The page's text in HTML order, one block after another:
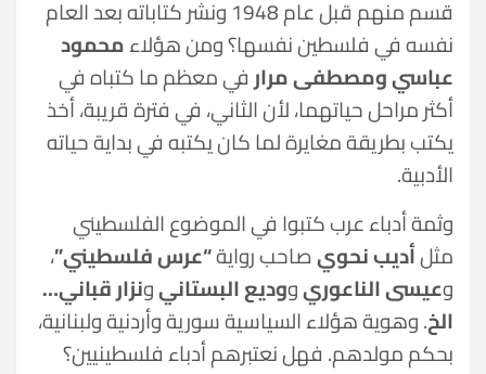
قسم منهم قبل عام 1948 ونشر كتاباته بعد العام
نفسه في فلسطين نفسها؟ ومن هؤلاءمحمود
عباسي ومصطفى مرارفي معظم ما كتباه في
أكثر مراحل حياتهما، لأن الثاني، في فترة قريبة، أخذ
يكتب بطريقة مغايرة لما كان يكتبه في بداية حياته
الأدبية.
وثمة أدباء عرب كتبوا في الموضوع الفلسطيني
مثلأديب نحويصاحب رواية“عرس فلسطيني”،
وعيسى الناعوريووديع البستانيونزار قباني…
الخ. وهوية هؤلاء السياسية سورية وأردنية ولبنانية،
بحكم مولدهم. فهل نعتبرهم أدباء فلسطينيين؟